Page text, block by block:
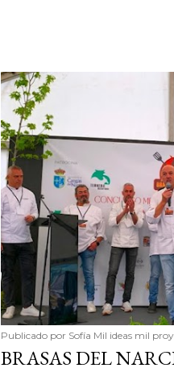
Publicado por Sofía Mil ideas mil
BRASAS DEL